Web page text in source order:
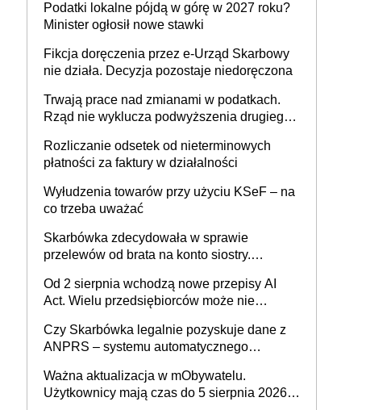
umowy cywilnoprawnej jedynym
racjonalnym wyjściem
Podatki lokalne pójdą w górę w 2027 roku?
Minister ogłosił nowe stawki
Fikcja doręczenia przez e-Urząd Skarbowy
nie działa. Decyzja pozostaje niedoręczona
Trwają prace nad zmianami w podatkach.
Rząd nie wyklucza podwyższenia drugiego
Rozliczanie odsetek od nieterminowych
płatności za faktury w działalności
Wyłudzenia towarów przy użyciu KSeF – na
co trzeba uważać
Skarbówka zdecydowała w sprawie
przelewów od brata na konto siostry.
darowizna, ale podatku jednak nie będzie
Od 2 sierpnia wchodzą nowe przepisy AI
Act. Wielu przedsiębiorców może nie
Czy Skarbówka legalnie pozyskuje dane z
ANPRS – systemu automatycznego
pojazdów z kamer drogowych?
Ważna aktualizacja w mObywatelu.
Użytkownicy mają czas do 5 sierpnia 2026